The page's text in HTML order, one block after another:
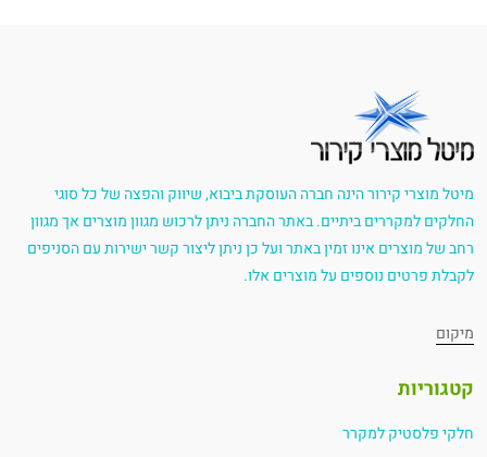
מיטל מוצרי קירור הינה חברה העוסקת ביבוא, שיווק והפצה של כל סוגי
החלקים למקררים ביתיים. באתר החברה ניתן לרכוש מגוון מוצרים אך מגוון
רחב של מוצרים אינו זמין באתר ועל כן ניתן ליצור קשר ישירות עם הסניפים
לקבלת פרטים נוספים על מוצרים אלו.
מיקום
קטגוריות
חלקי פלסטיק למקרר